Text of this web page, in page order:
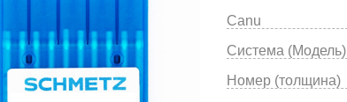
Canu
Система (Модель)
Номер (толщина)